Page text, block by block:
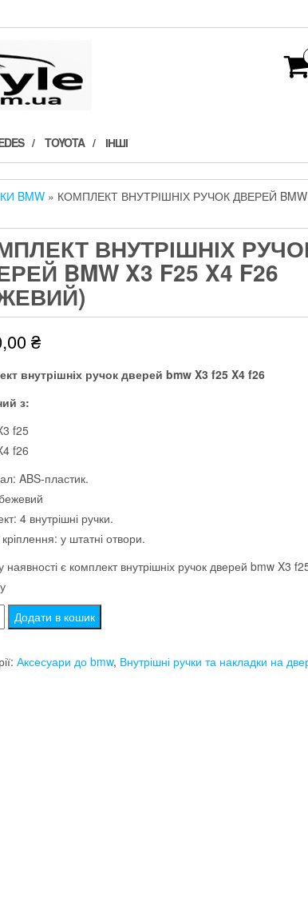
TOYOTA ІНШІ
BMW » КОМПЛЕКТ ВНУТРІШНІХ РУЧОК ДВЕРЕЙ BMW
ВНУТРІШНІХ
BMW X3 F25 X4 F26
₴
внутрішніх ручок дверей bmw X3 f25 X4 f26
з:
f25
f26
ABS-пластик.
4 внутрішні ручки.
у штатні отвори.
наявності є комплект внутрішніх ручок дверей bmw X3
Додати в кошик
Аксесуари до bmw, Внутрішні ручки та накладки на